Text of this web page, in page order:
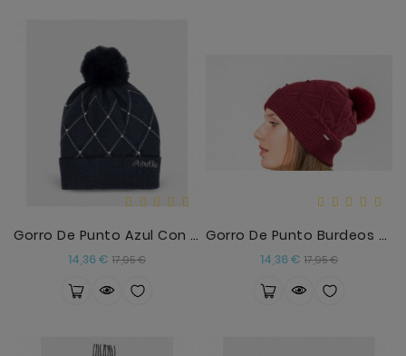
Gorro De Punto Azul Con Detalles Anekke
14,36 € Precio
17,95 €Precio
Gorro De Punto Burdeos Anekke
14,36 € Precio
17,95 €Precio